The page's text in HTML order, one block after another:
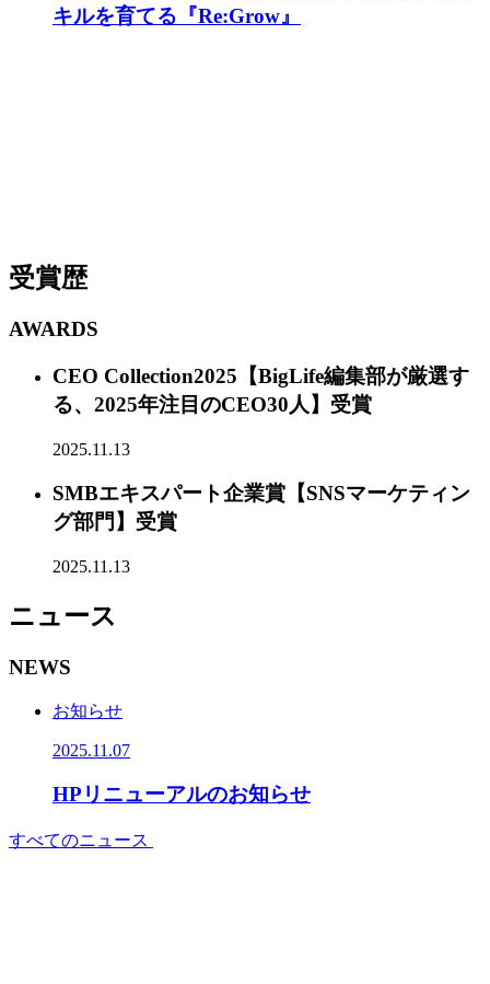
キルを育てる『Re:Grow』
受賞歴
AWARDS
CEO Collection2025【BigLife編集部が厳選す
る、2025年注目のCEO30人】受賞
2025.11.13
SMBエキスパート企業賞【SNSマーケティン
グ部門】受賞
2025.11.13
ニュース
NEWS
お知らせ
2025.11.07
HPリニューアルのお知らせ
すべてのニュース